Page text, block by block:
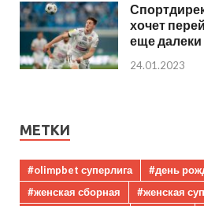
хочет
еще
24.01.2023
МЕТКИ
#olimpbet суперлига
#день
#женская сборная
#женская